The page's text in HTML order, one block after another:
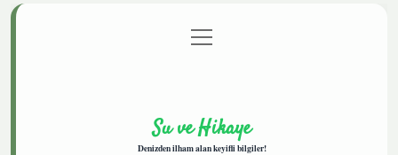
Gizlilik Politikası
menüyü
aç
Su ve Hikaye
Denizden ilham alan keyifli bilgiler!